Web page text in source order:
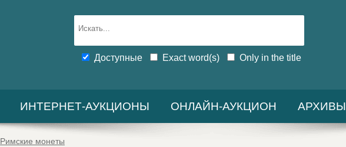
Доступные Exact word(s) Only in the title
ИНТЕРНЕТ-АУКЦИОНЫ ОНЛАЙН-АУКЦИОН АРХИВЫ
Римские монеты